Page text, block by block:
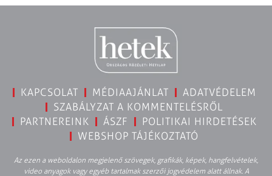
KAPCSOLAT MÉDIAAJÁNLAT
ADATVÉDELEM
SZABÁLYZAT A KOMMENTELÉSRŐL
PARTNEREINK
ÁSZF
POLITIKAI HIRDETÉSEK
WEBSHOP TÁJÉKOZTATÓ
Az ezen a weboldalon megjelenő szövegek, grafikák, képek, hangfelvételek,
video anyagok vagy egyéb tartalmak szerzői jogvédelem alatt állnak. A